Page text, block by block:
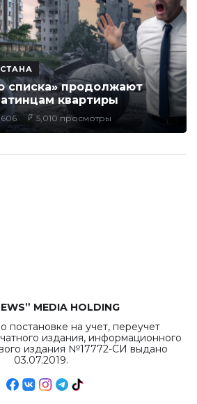
списка» продолжают
квартиры
5,010 просмотры
MEDIA HOLDING
постановке на учет, переучет
издания, информационного
издания №17772-СИ выдано
03.07.2019.